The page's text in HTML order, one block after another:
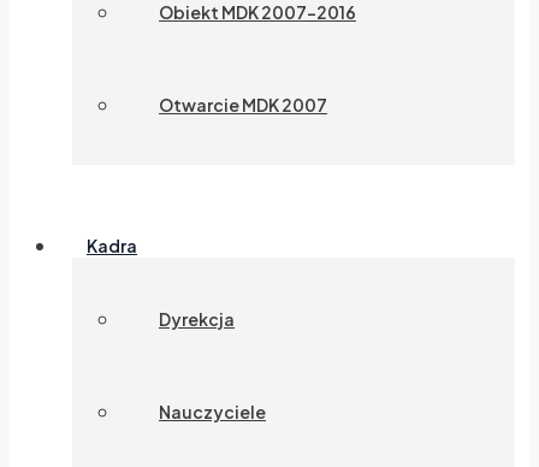
Obiekt MDK 2007-2016
Otwarcie MDK 2007
Kadra
Dyrekcja
Nauczyciele